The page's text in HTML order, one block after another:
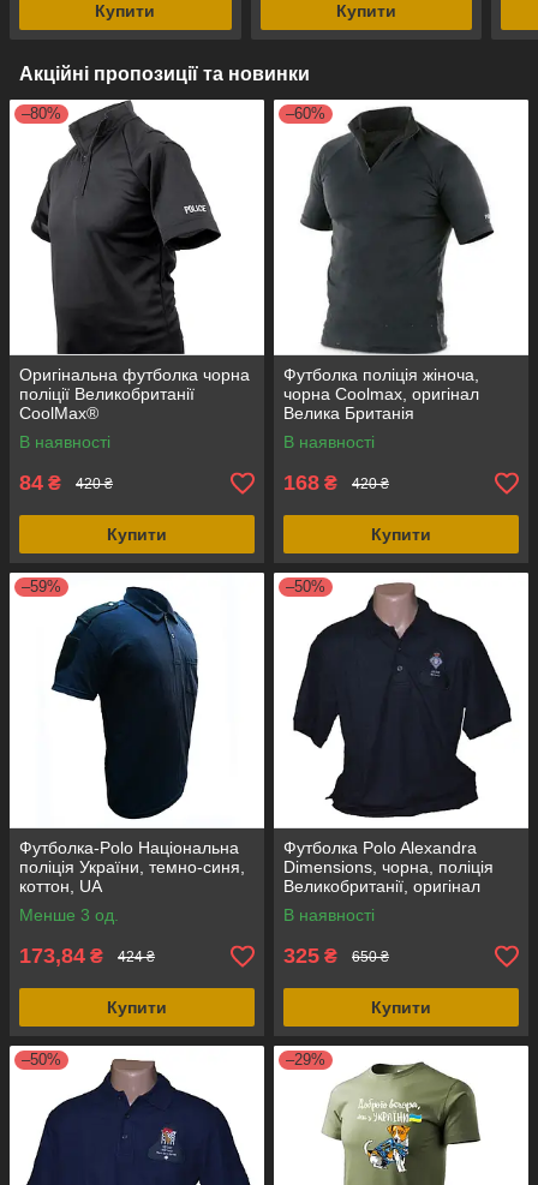
Купити Купити
Акційні пропозиції та новинки
–80%
Оригінальна футболка чорна
поліції Великобританії
CoolMax®
В наявності
84 ₴ 420 ₴
Купити
–60%
Футболка поліція жіноча,
чорна Coolmax, оригінал
Велика Британія
В наявності
168 ₴ 420 ₴
Купити
–59%
Футболка-Polo Національна
поліція України, темно-синя,
коттон, UA
Менше 3 од.
173,84 ₴ 424 ₴
Купити
–50%
Футболка Polo Alexandra
Dimensions, чорна, поліція
Великобританії, оригінал
В наявності
325 ₴ 650 ₴
Купити
–50% –29%